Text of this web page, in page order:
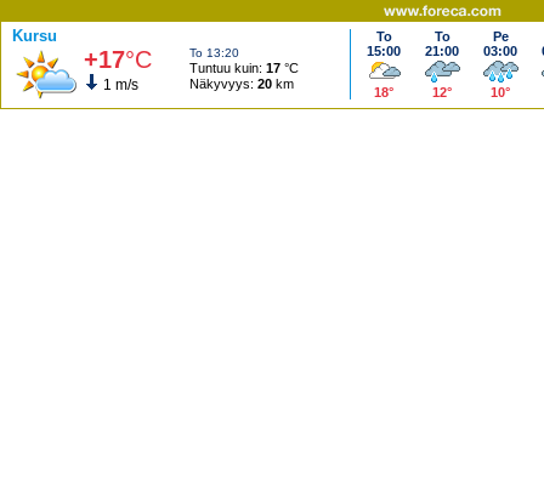
Kursu
+17°C
1 m/s
To 13:20
Tuntuu kuin: 17 °C
Näkyvyys: 20 km
To
15:00
18°
To
21:00
12°
Pe
03:00
10°